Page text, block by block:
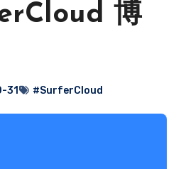
博
31 #SurferCloud